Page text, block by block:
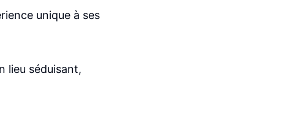
unique à ses
lieu séduisant,